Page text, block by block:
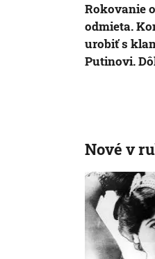
Rokovanie
odmieta.
urobiť s
Putinovi.
Nové v